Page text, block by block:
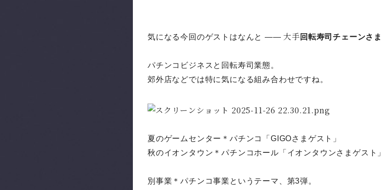
気になる今回のゲストはなんと ――大手 回転寿司チェーンさま
パチンコビジネスと回転寿司業態。
郊外店などでは特に気になる組み合わせですね。
夏のゲームセンター＊パチンコ「GIGOさまゲスト」
秋のイオンタウン＊パチンコホール「イオンタウンさまゲスト」
別事業＊パチンコ事業というテーマ、第3弾。